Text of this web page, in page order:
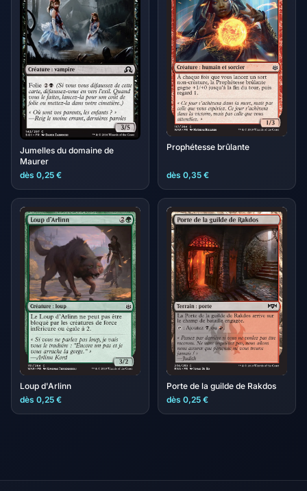
Jumelles du domaine de
Maurer
dès 0,25 €
Prophétesse brûlante
dès 0,35 €
Loup d'Arlinn
dès 0,25 €
Porte de la guilde de Rakdos
dès 0,25 €